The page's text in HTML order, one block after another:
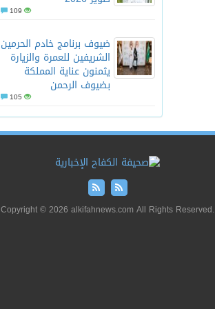
109
ضيوف برنامج خادم الحرمين
الشريفين للعمرة والزيارة
يثمنون عناية المملكة
بضيوف الرحمن
105
Copyright © 2026 alkifahnews.com All Rights Reserved.